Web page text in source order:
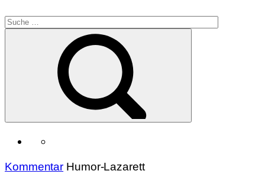
Kommentar Humor-Lazarett